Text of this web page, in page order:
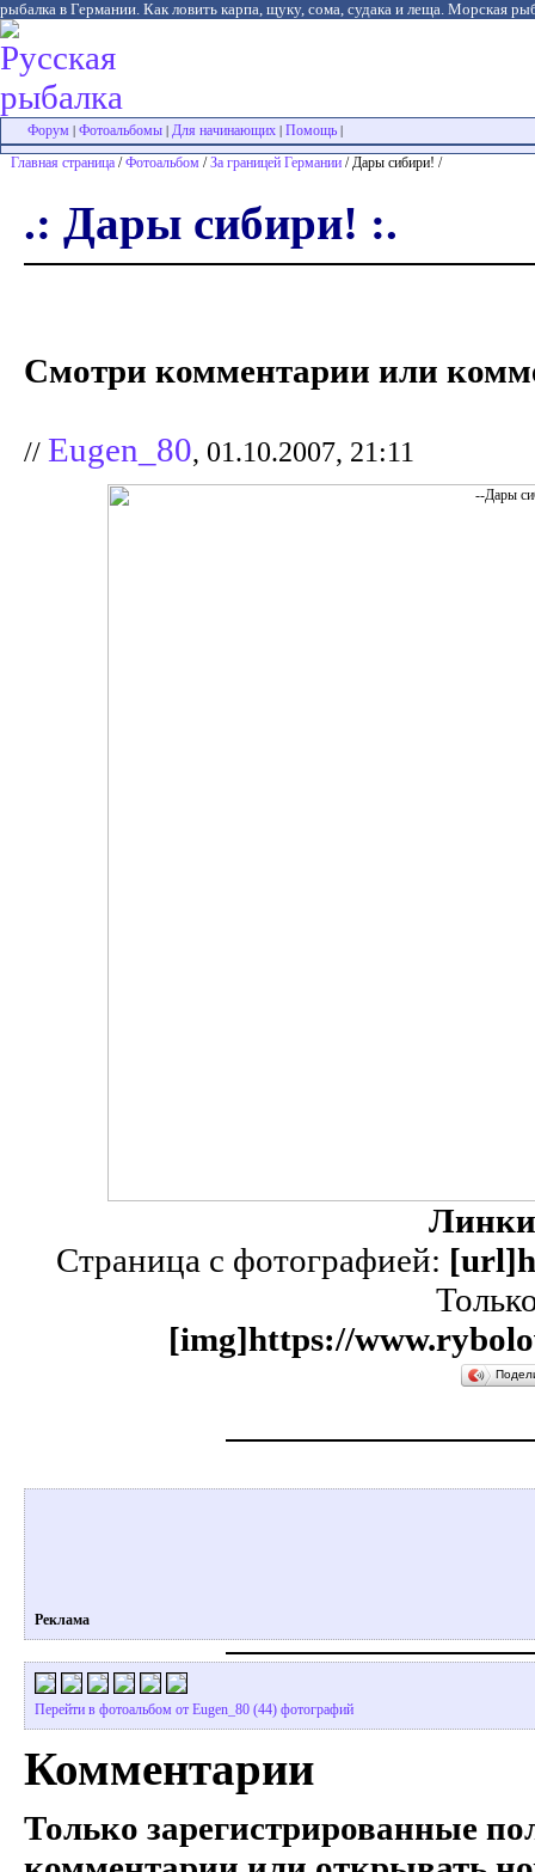
рыбалка в Германии. Как ловить карпа, щуку, сома, судака и леща. Морская
Форум Фотоальбомы Для начинающих Помощь
Главная страница /Фотоальбом /За границей Германии / Дары сибири! /
.: Дары сибири! :.
Смотри комментарии или
// Eugen_80, 01.10.2007, 21:11
Страница с фотографией:
[img]https://
Реклама
Перейти в фотоальбом от Eugen_80 (44) фотографий
Комментарии
Только зарегистрированные